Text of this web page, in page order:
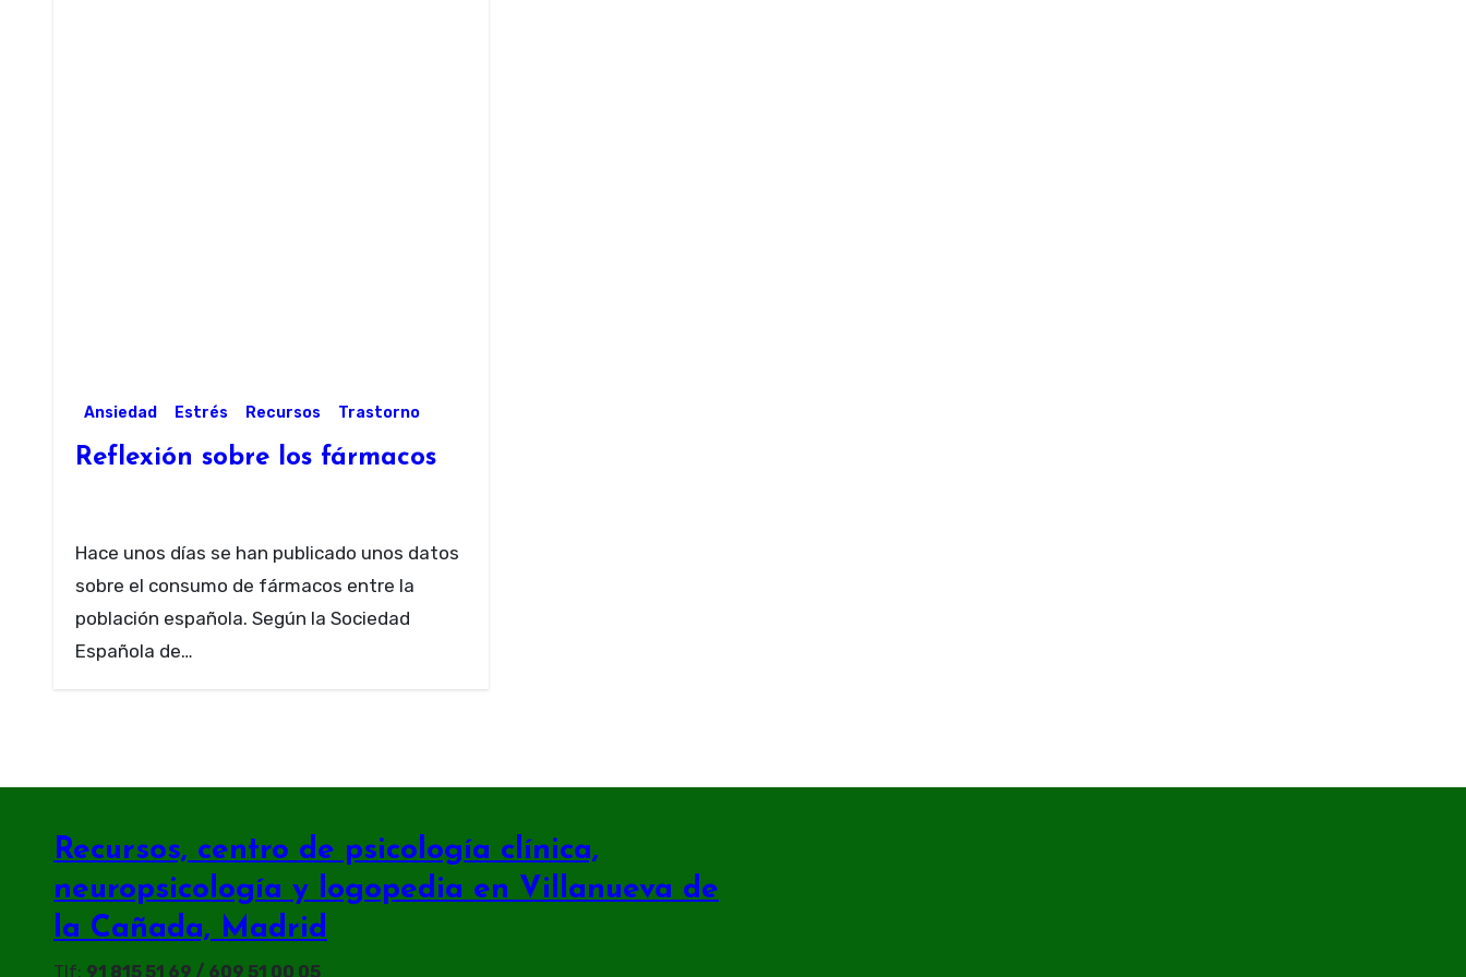
Ansiedad Estrés Recursos Trastorno
Reflexión sobre los fármacos
Hace unos días se han publicado unos datos
sobre el consumo de fármacos entre la
población española. Según la Sociedad
Española de…
Recursos, centro de psicología clínica,
neuropsicología y logopedia en Villanueva de
la Cañada, Madrid
Tlf: 91 815 51 69 / 609 51 00 05